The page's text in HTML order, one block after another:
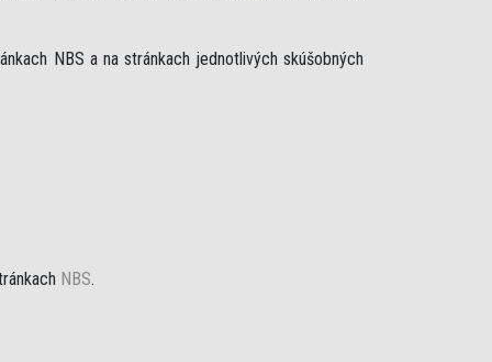
NBS a na stránkach jednotlivých skúšobných
NBS.